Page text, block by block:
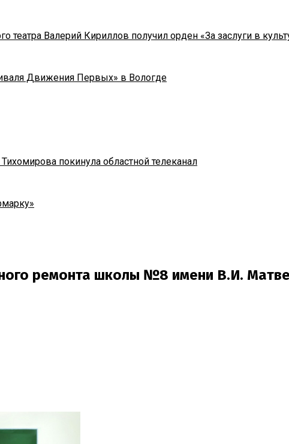
Валерий Кириллов получил орден «За заслуги в
Движения Первых» в Вологде
покинула областной телеканал
ремонта школы №8 имени В.И.